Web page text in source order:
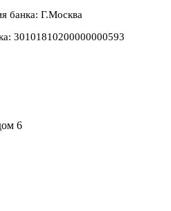
банка: Г.Москва
30101810200000000593
6